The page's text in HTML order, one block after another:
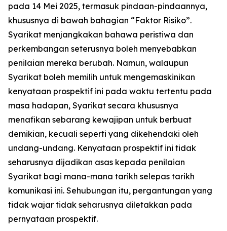
pada 14 Mei 2025, termasuk pindaan-pindaannya,
khususnya di bawah bahagian “Faktor Risiko”.
Syarikat menjangkakan bahawa peristiwa dan
perkembangan seterusnya boleh menyebabkan
penilaian mereka berubah. Namun, walaupun
Syarikat boleh memilih untuk mengemaskinikan
kenyataan prospektif ini pada waktu tertentu pada
masa hadapan, Syarikat secara khususnya
menafikan sebarang kewajipan untuk berbuat
demikian, kecuali seperti yang dikehendaki oleh
undang-undang. Kenyataan prospektif ini tidak
seharusnya dijadikan asas kepada penilaian
Syarikat bagi mana-mana tarikh selepas tarikh
komunikasi ini. Sehubungan itu, pergantungan yang
tidak wajar tidak seharusnya diletakkan pada
pernyataan prospektif.